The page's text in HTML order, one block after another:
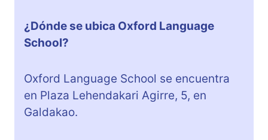
¿Dónde se ubica Oxford Language
School?
Oxford Language School se encuentra
en Plaza Lehendakari Agirre, 5, en
Galdakao.